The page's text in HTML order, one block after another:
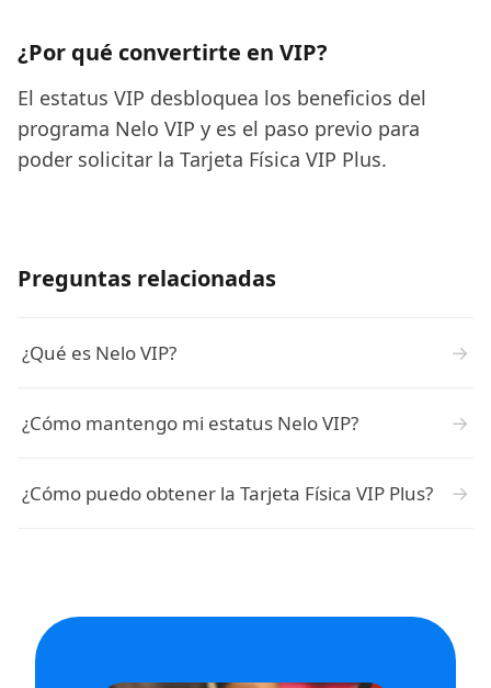
¿Por qué convertirte en VIP?
El estatus VIP desbloquea los beneficios del
programa Nelo VIP y es el paso previo para
poder solicitar la Tarjeta Física VIP Plus.
Preguntas relacionadas
¿Qué es Nelo VIP? →
¿Cómo mantengo mi estatus Nelo VIP? →
¿Cómo puedo obtener la Tarjeta Física VIP Plus? →